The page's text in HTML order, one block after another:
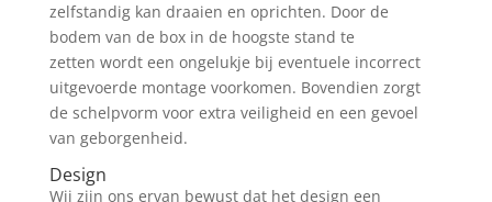
zelfstandig kan draaien en oprichten. Door de
bodem van de box in de hoogste stand te
zetten wordt een ongelukje bij eventuele incorrect
uitgevoerde montage voorkomen. Bovendien zorgt
de schelpvorm voor extra veiligheid en een gevoel
van geborgenheid.
Design
Wij zijn ons ervan bewust dat het design een